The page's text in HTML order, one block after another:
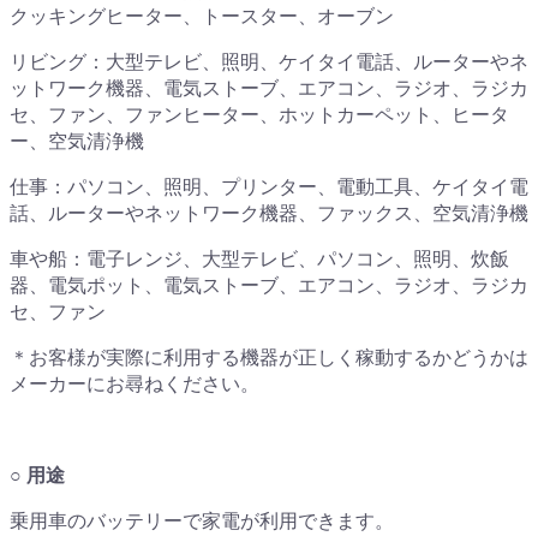
クッキングヒーター、トースター、オーブン
リビング：大型テレビ、照明、ケイタイ電話、ルーターやネ
ットワーク機器、電気ストーブ、エアコン、ラジオ、ラジカ
セ、ファン、ファンヒーター、ホットカーペット、ヒータ
ー、空気清浄機
仕事：パソコン、照明、プリンター、電動工具、ケイタイ電
話、ルーターやネットワーク機器、ファックス、空気清浄機
車や船：電子レンジ、大型テレビ、パソコン、照明、炊飯
器、電気ポット、電気ストーブ、エアコン、ラジオ、ラジカ
セ、ファン
＊お客様が実際に利用する機器が正しく稼動するかどうかは
メーカーにお尋ねください。
○ 用途
乗用車のバッテリーで家電が利用できます。